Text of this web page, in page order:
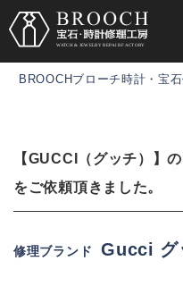
BROOCHブローチ時計・宝
【GUCCI（グッチ）】
をご依頼頂きました。
修理ブランド Gucci グ